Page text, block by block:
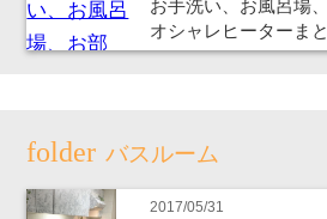
お手洗い、お風呂場
オシャレヒーターま
バスルーム
2017/05/31